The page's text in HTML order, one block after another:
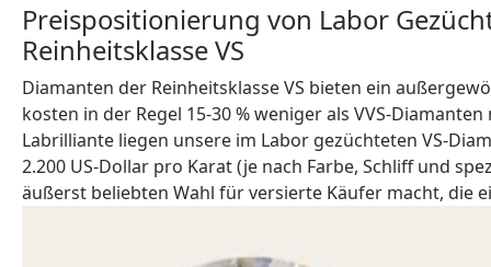
Preispositionierung von Labor
Reinheitsklasse VS
Diamanten der Reinheitsklasse VS bieten ein
kosten in der Regel 15-30 % weniger als VVS-
Labrilliante liegen unsere im Labor gezüchteten VS-
2.200 US-Dollar pro Karat (je nach Farbe, Schliff und
äußerst beliebten Wahl für versierte Käufer macht, die